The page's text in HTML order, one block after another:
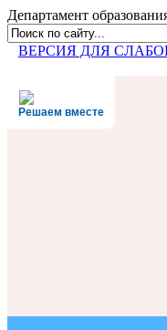
Департамент
ВЕРСИЯ ДЛЯ
Решаем вместе